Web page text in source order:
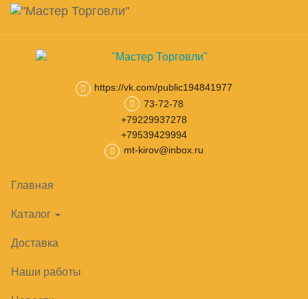
Skip
main
content
Навигация
https://vk.com/public194841977
73-72-78
+79229937278
+79539429994
mt-kirov@inbox.ru
Главная
Каталог
Доставка
Наши работы
Корзина товар(ов)
Шкафы и столы холодильные